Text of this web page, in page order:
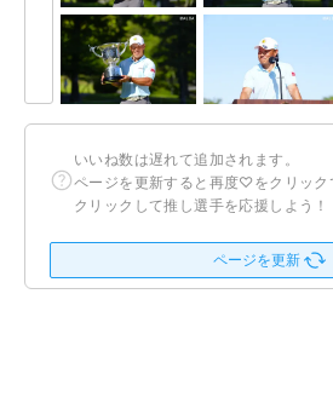
いいね数は遅れて追加されます。
ページを更新すると再度♡をクリック
クリックして推し選手を応援しよう！
ページを更新